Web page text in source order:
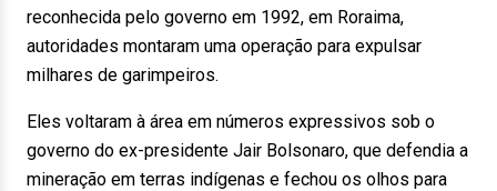
reconhecida pelo governo em 1992, em Roraima,
autoridades montaram uma operação para expulsar
milhares de garimpeiros.
Eles voltaram à área em números expressivos sob o
governo do ex-presidente Jair Bolsonaro, que defendia a
mineração em terras indígenas e fechou os olhos para